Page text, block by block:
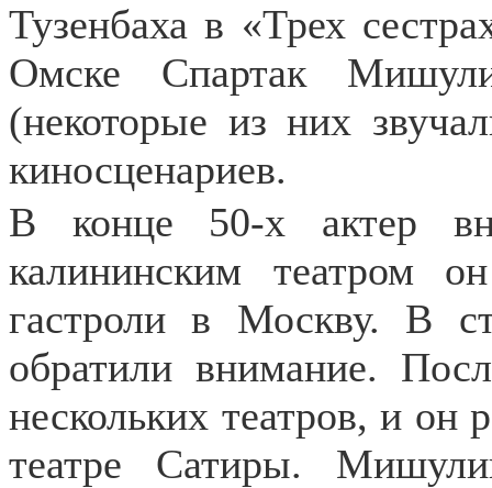
Тузенбаха в «Трех
Омске Спартак
(некоторые из них
киносценариев.
В конце 50-х актер
калининским театром
гастроли в Москву. В
обратили внимание.
нескольких театров, и он
театре Сатиры.